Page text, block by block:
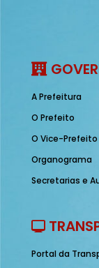
A Prefeitura
O Prefeito
O Vice-Prefeito
Organograma
Secretarias e
Portal da